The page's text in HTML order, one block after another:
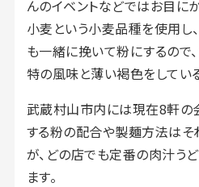
んのイベントなどではお目に
小麦という小麦品種を使用し
も一緒に挽いて粉にするので
特の風味と薄い褐色をしてい
武蔵村山市内には現在8軒の
する粉の配合や製麺方法はそ
が、どの店でも定番の肉汁う
ます。